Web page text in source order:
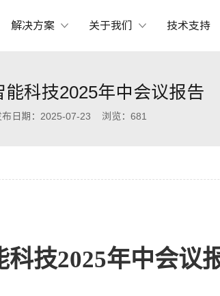
解决方案 关于我们 技术支持
能科技2025年中会议报告
日期： 2025-07-23 浏览： 681
科技2025年中会议